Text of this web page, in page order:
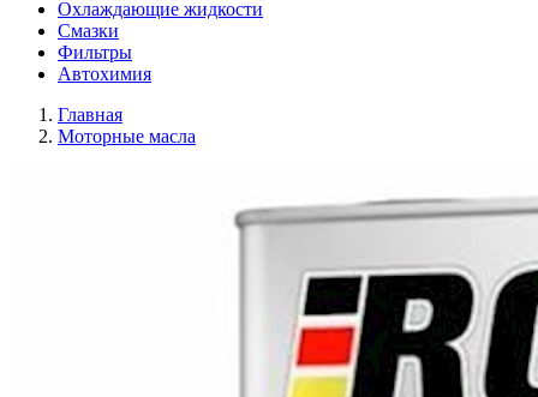
Охлаждающие жидкости
Смазки
Фильтры
Автохимия
Главная
Моторные масла